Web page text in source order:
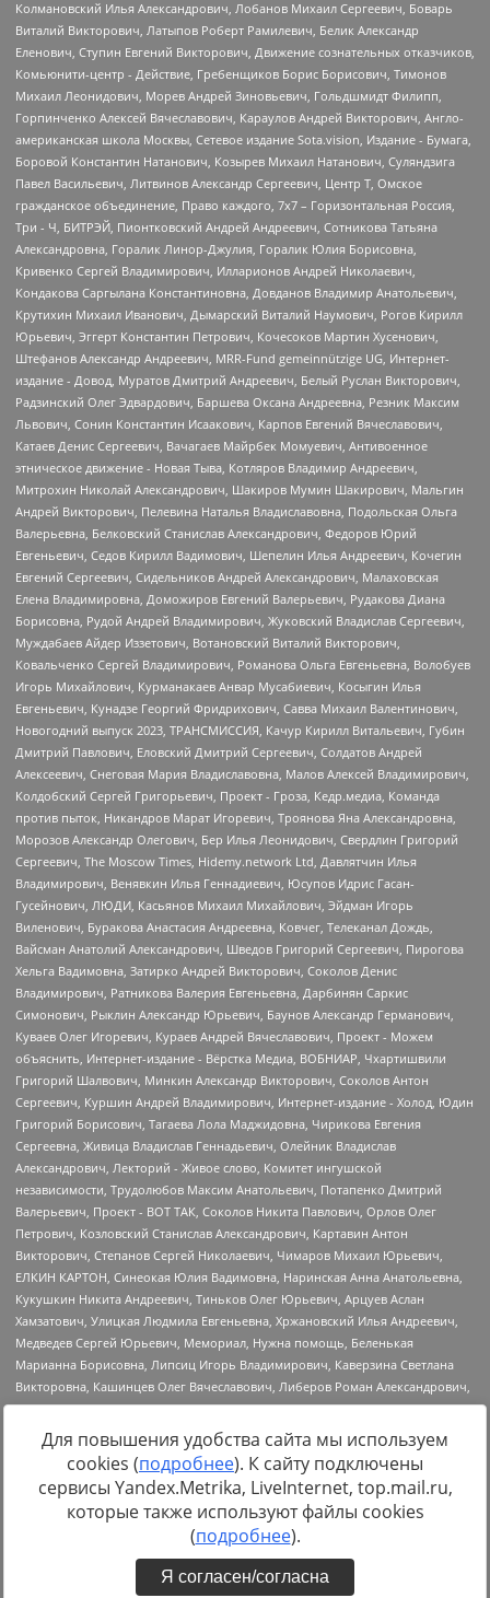
https://minjust.gov.ru/uploaded/files/reestr-
inostrannyih-agentov-22-03-2024.pdfданные на22.03.2024
Для повышения удобства сайта мы используем
cookies (подробнее). К сайту подключены
сервисы Yandex.Metrika, LiveInternet, top.mail.ru,
которые также используют файлы cookies
(подробнее).
Я согласен/согласна